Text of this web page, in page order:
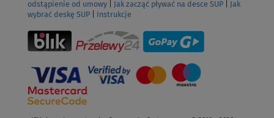
odstąpienie od umowy
Jak zacząć pływać na desce SUP
Jak
wybrać deskę SUP
Instrukcje